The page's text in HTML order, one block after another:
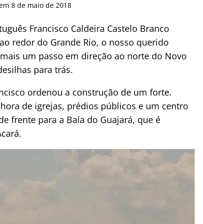
8 de maio de 2018
Francisco Caldeira Castelo Branco
redor do Grande Rio, o nosso querido
um passo em direção ao norte do Novo
para trás.
ordenou a construção de um forte.
de igrejas, prédios públicos e um centro
frente para a Baía do Guajará, que é